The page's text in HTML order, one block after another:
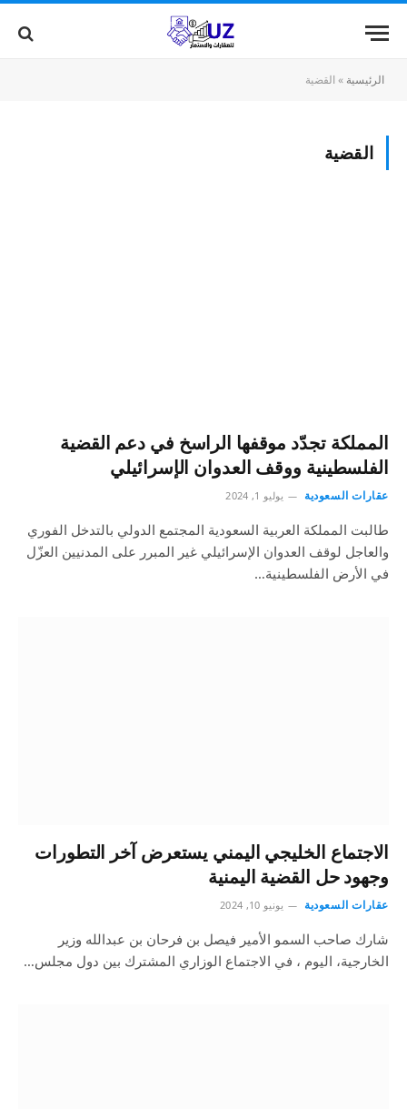
الرئيسية » القضية
القضية
المملكة تجدّد موقفها الراسخ في دعم القضية
الفلسطينية ووقف العدوان الإسرائيلي
عقارات السعودية يوليو 1, 2024
طالبت المملكة العربية السعودية المجتمع الدولي بالتدخل الفوري
والعاجل لوقف العدوان الإسرائيلي غير المبرر على المدنيين العزّل
في الأرض الفلسطينية…
الاجتماع الخليجي اليمني يستعرض آخر التطورات
وجهود حل القضية اليمنية
عقارات السعودية يونيو 10, 2024
شارك صاحب السمو الأمير فيصل بن فرحان بن عبدالله وزير
الخارجية، اليوم ، في الاجتماع الوزاري المشترك بين دول مجلس…